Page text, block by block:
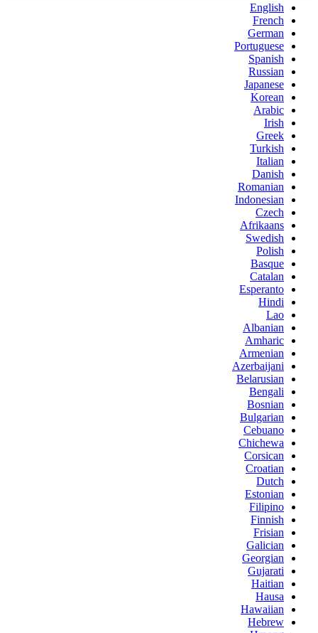
English
French
German
Portuguese
Spanish
Russian
Japanese
Korean
Arabic
Irish
Greek
Turkish
Italian
Danish
Romanian
Indonesian
Czech
Afrikaans
Swedish
Polish
Basque
Catalan
Esperanto
Hindi
Lao
Albanian
Amharic
Armenian
Azerbaijani
Belarusian
Bengali
Bosnian
Bulgarian
Cebuano
Chichewa
Corsican
Croatian
Dutch
Estonian
Filipino
Finnish
Frisian
Galician
Georgian
Gujarati
Haitian
Hausa
Hawaiian
Hebrew